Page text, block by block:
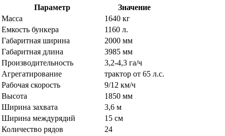
Параметр
Значение
Масса
1640 кг
Емкость бункера
1160 л.
Габаритная ширина
2000 мм
Габаритная длина
3985 мм
Производительность
3,2-4,3 га/ч
Агрегатирование
трактор от 65 л.с.
Рабочая скорость
9/12 км/ч
Высота
1850 мм
Ширина захвата
3,6 м
Ширина междурядий
15 см
Количество рядов
24